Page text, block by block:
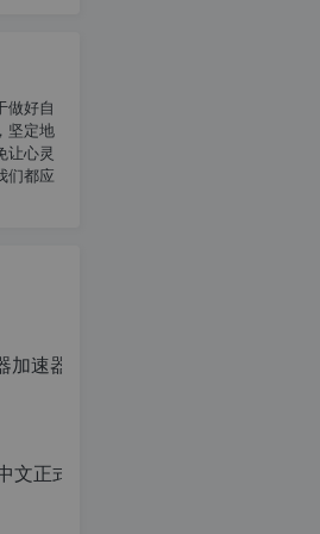
做好自
坚定地
让心灵
们都应